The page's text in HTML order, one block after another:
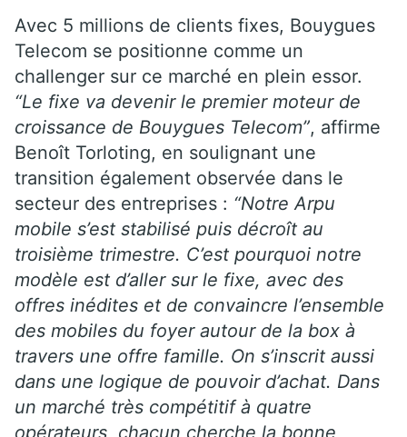
Avec 5 millions de clients fixes, Bouygues
Telecom se positionne comme un
challenger sur ce marché en plein essor.
“Le fixe va devenir le premier moteur de
croissance de Bouygues Telecom”, affirme
Benoît Torloting, en soulignant une
transition également observée dans le
secteur des entreprises : “Notre Arpu
mobile s’est stabilisé puis décroît au
troisième trimestre. C’est pourquoi notre
modèle est d’aller sur le fixe, avec des
offres inédites et de convaincre l’ensemble
des mobiles du foyer autour de la box à
travers une offre famille. On s’inscrit aussi
dans une logique de pouvoir d’achat. Dans
un marché très compétitif à quatre
opérateurs, chacun cherche la bonne